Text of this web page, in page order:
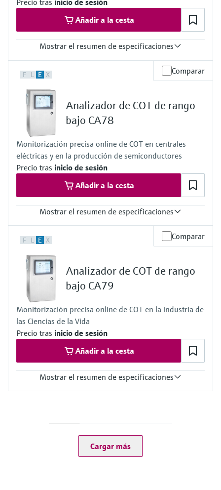
Precio tras inicio de sesión
Añadir a la cesta
Mostrar el resumen de especificaciones
–20 a 60 °C (–4 a 140 °F)
F L E X Comparar
Analizador de COT de rango
bajo CA78
Monitorización precisa online de COT en centrales
eléctricas y en la producción de semiconductores
Precio tras inicio de sesión
Añadir a la cesta
Mostrar el resumen de especificaciones
0.5 to 1 000 μg/l (ppb)
< 50 °C (122 °F)
Presión de proceso
max. 0.5 bar (7.25 psi)
Método de medición
TOC determination by UV digestion and measurement of the
differential conductivity
F L E X Comparar
Analizador de COT de rango
bajo CA79
Monitorización precisa online de COT en la industria de
las Ciencias de la Vida
Precio tras inicio de sesión
Añadir a la cesta
Mostrar el resumen de especificaciones
Método de medición
Cargar más